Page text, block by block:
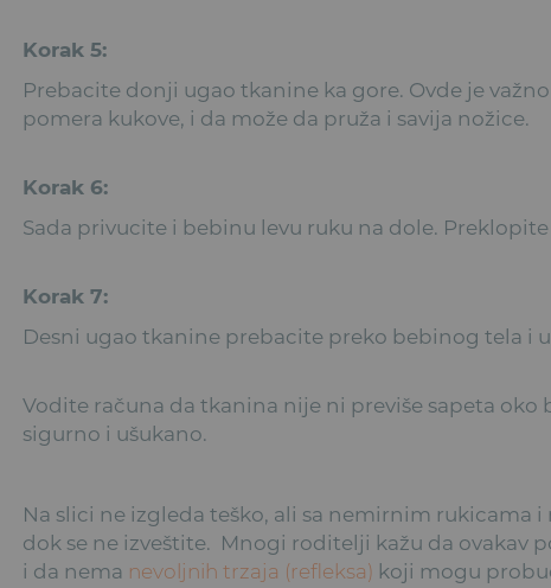
Korak 5:
Prebacite donji ugao tkanine ka gore. Ovde je
pomera kukove, i da može da pruža i savija nožice.
Korak 6:
Sada privucite i bebinu levu ruku na dole.
Korak 7:
Desni ugao tkanine prebacite preko bebinog tela i
Vodite računa da tkanina nije ni previše sapeta oko
sigurno i ušukano.
Na slici ne izgleda teško, ali sa nemirnim rukicama
dok se ne izveštite. Mnogi roditelji kažu da ovakav
i da nema nevoljnih trzaja (refleksa) koji mogu